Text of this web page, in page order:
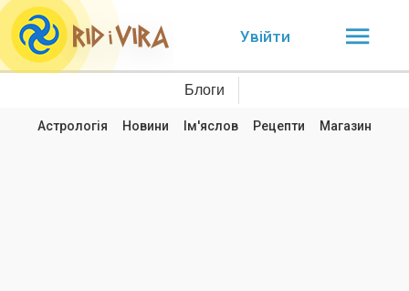
Увійти
Блоги
Астрологія Новини Ім'яслов Рецепти Магазин